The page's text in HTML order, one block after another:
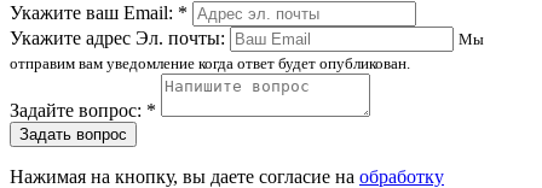
Укажите ваш Email: *
Укажите адрес Эл. почты:
Мы
отправим вам уведомление когда ответ будет опубликован.
Задайте вопрос: *
Задать вопрос
Нажимая на кнопку, вы даете согласие на обработку